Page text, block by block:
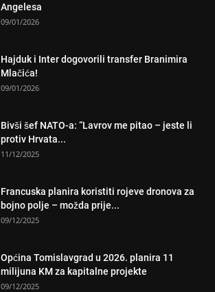
Angelesa
09/01/2026
Hajduk i Inter dogovorili transfer Branimira
Mlačića!
09/01/2026
Bivši šef NATO-a: “Lavrov me pitao – jeste li
protiv Hrvata...
11/12/2025
Francuska planira koristiti rojeve dronova za
bojno polje – možda prije...
09/12/2025
Općina Tomislavgrad u 2026. planira 11
milijuna KM za kapitalne projekte
09/12/2025